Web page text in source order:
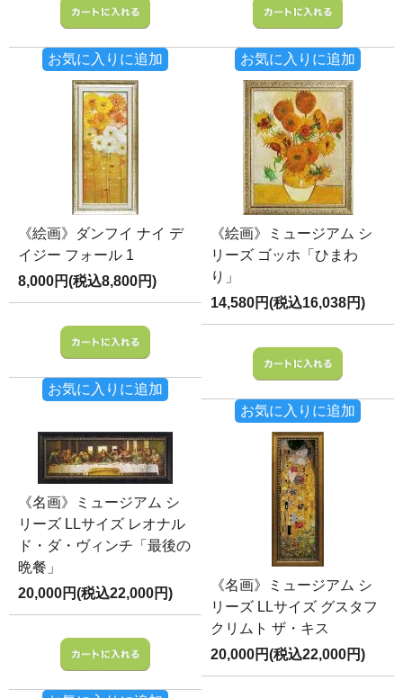
お気に入りに追加 お気に入りに追加
《絵画》ダンフイ ナイ デ
イジー フォール 1
8,000円(税込8,800円)
お気に入りに追加
《絵画》ミュージアム シ
リーズ ゴッホ「ひまわ
り」
14,580円(税込16,038円)
お気に入りに追加
《名画》ミュージアム シ
リーズ LLサイズ レオナル
ド・ダ・ヴィンチ「最後の
晩餐」
20,000円(税込22,000円)
《名画》ミュージアム シ
リーズ LLサイズ グスタフ
クリムト ザ・キス
20,000円(税込22,000円)